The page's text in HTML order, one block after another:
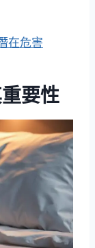
在危害
要性